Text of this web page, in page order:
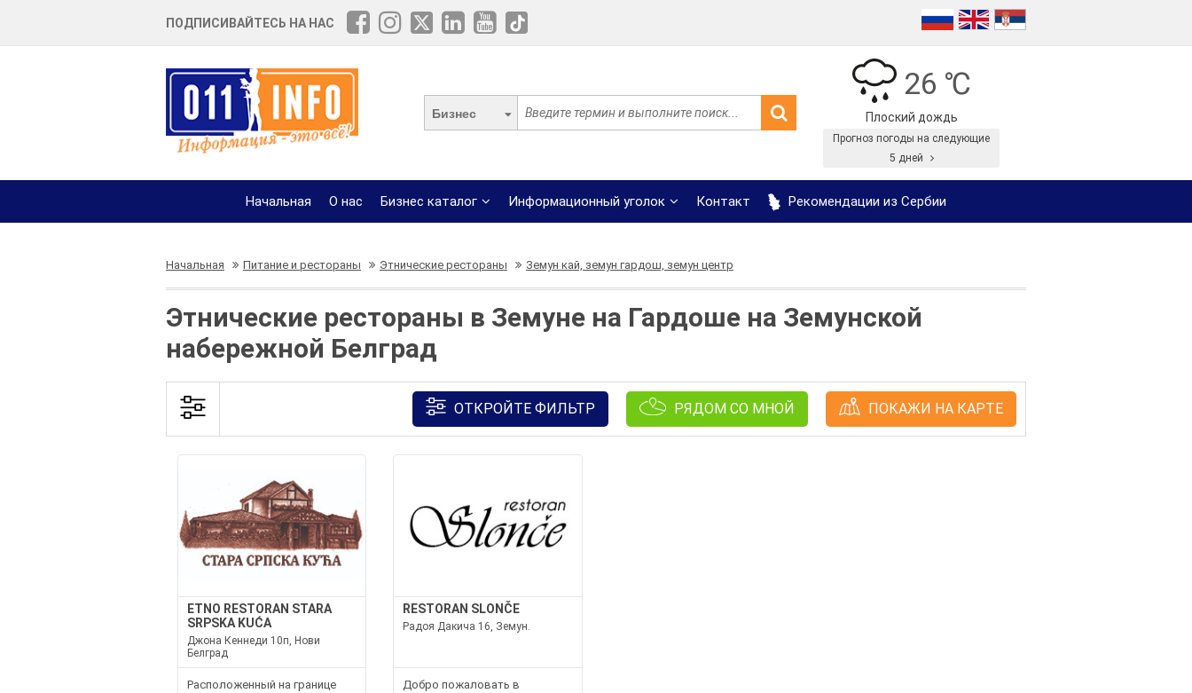
ПОДПИСИВАЙТЕСЬ НА НАС
Бизнес
26 ℃
Плоский дождь
Прогноз погоды на следующие
5 дней
Начальная О нас Бизнес каталог Информационный уголок Контакт Рекомендации из Сербии
Начальная Питание и рестораны Этнические рестораны Земун кай, земун гардош, земун центр
Этнические рестораны в Земуне на Гардоше на Земунской
набережной Белград
ОТКРОЙТЕ ФИЛЬТР РЯДОМ СО МНОЙ ПОКАЖИ НА КАРТЕ
ETNO RESTORAN STARA
SRPSKA KUĆA
Джона Кеннеди 10п, Нови
Белград
Расположенный на границе
RESTORAN SLONČE
Радоя Дакича 16, Земун.
Добро пожаловать в